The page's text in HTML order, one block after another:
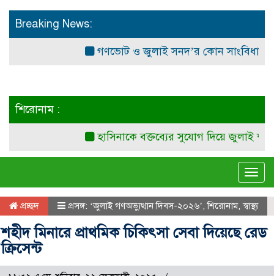
Breaking News:
গণভোট ও জুলাই সনদ’র কোন সাংবিধানিক ও
শিরোনাম :
হাসিনাকে বক্তব্যের সুযোগ দিয়ে জুলাই
প্রচ্ছদ প্রসঙ্গ: ‘জুলাই গণঅভ্যুত্থান দিবস-২০২৬’,শিরোনাম,স্বাস্থ্য
শহীদ মিনারে প্রাথমিক চিকিৎসা সেবা দিয়েছে রেড
ক্রিসেন্ট